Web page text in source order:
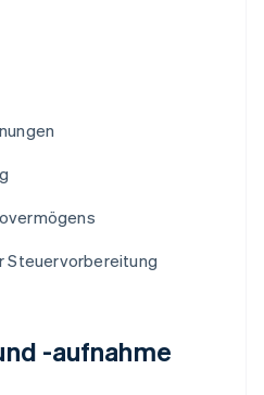
Steuervorbereitung
-aufnahme